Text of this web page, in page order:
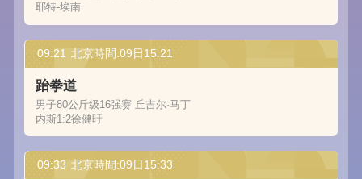
耶特-埃南
09:21 北京時間:09日15:21
跆拳道
男子80公斤级16强赛 丘吉尔·马丁
内斯1:2徐健旴
09:33 北京時間:09日15:33